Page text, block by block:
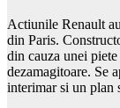
Actiunile Renault
din Paris.
din cauza unei
dezamagitoare. Se
interimar si un plan